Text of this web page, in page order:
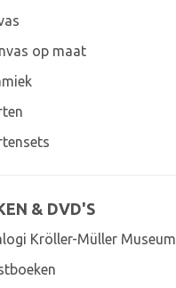
op maat
& DVD'S
Kröller-Müller Museum